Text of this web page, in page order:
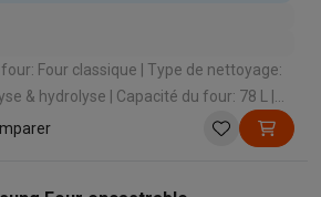
classique | Type de nettoyage:
| Capacité du four: 78 L |
A++ | Type de cuisson: Air